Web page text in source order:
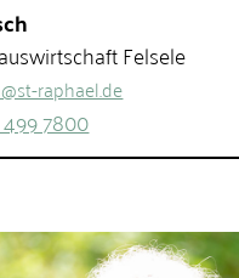
Felsele
raphael.de
7800